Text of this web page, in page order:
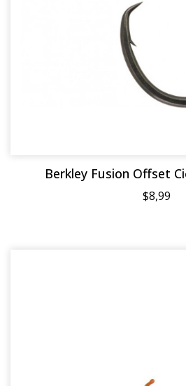
Berkley Fusion Offset
$8,99